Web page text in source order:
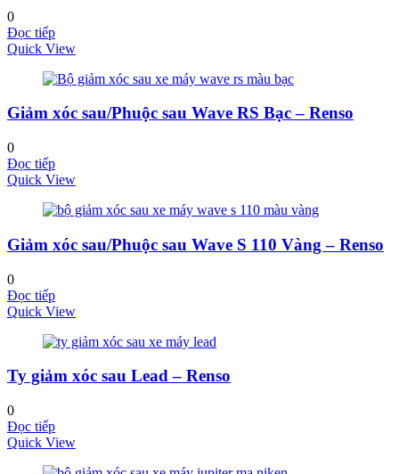
0
Đọc tiếp
Quick View
Giảm xóc sau/Phuộc sau Wave RS Bạc – Renso
0
Đọc tiếp
Quick View
Giảm xóc sau/Phuộc sau Wave S 110 Vàng – Renso
0
Đọc tiếp
Quick View
Ty giảm xóc sau Lead – Renso
0
Đọc tiếp
Quick View